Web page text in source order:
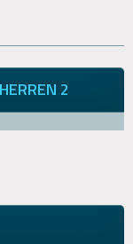
HERREN 2